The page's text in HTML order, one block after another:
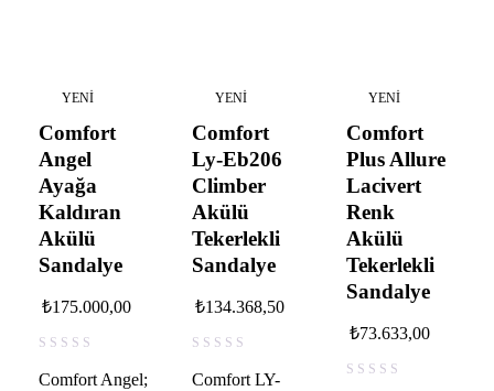
YENI
Comfort
Angel
Ayağa
Kaldıran
Akülü
Sandalye
₺175.000,00
Comfort Angel;
YENI
Comfort
Ly-Eb206
Climber
Akülü
Tekerlekli
Sandalye
₺134.368,50
Comfort LY-
YENI
Comfort
Plus Allure
Lacivert
Renk
Akülü
Tekerlekli
Sandalye
₺73.633,00